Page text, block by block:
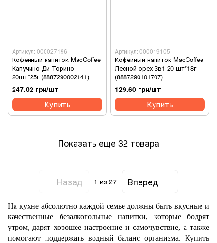
Артикул: 000027196
Кофейный напиток MacCoffee
Капучино Ди Торино
20шт*25г (8887290002141)
247.02 грн/шт
Купить
Артикул: 000019105
Кофейный напиток MacCoffee
Лесной орех 3в1 20 шт*18г
(8887290101707)
129.60 грн/шт
Купить
Показать еще 32 товара
Назад 1 из 27 Вперед
На кухне абсолютно каждой семье должны быть вкусные и
качественные безалкогольные напитки, которые бодрят
утром, дарят хорошее настроение и самочувствие, а также
помогают поддержать водный баланс организма. Купить